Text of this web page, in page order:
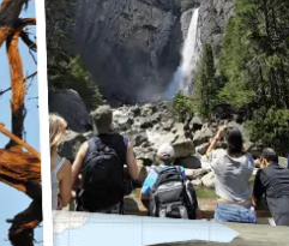
Mozambique
Namibië
Oeganda
Sao Tomé en Principe
Swaziland
Tanzania
Togo
Zambia
Zanzibar
Zimbabwe
Amazone
Argentinië
Belize
Bolivia
Brazilië
Chili
Colombia
Costa Rica
Cuba
Ecuador
(Frans)
Galapagos
Guatemala
Honduras
Mexico
Nicaragua
Paaseiland
Paraguay
Peru
Suriname
Rondreis (28)
Familiereis (11)
Fietsreis (8)
Wandelreis (23)
Cultuur (12)
Natuur (3)